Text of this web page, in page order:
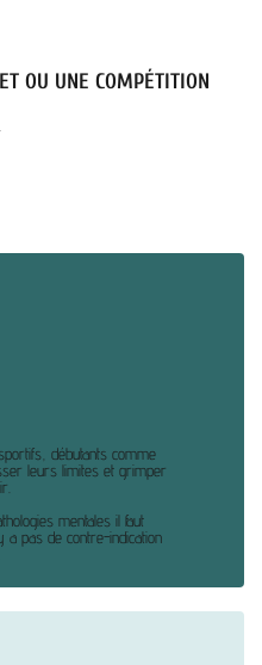
OU UNE COMPÉTITION
débutants comme
leurs limites et grimper
mentales il faut
pas de contre-indication